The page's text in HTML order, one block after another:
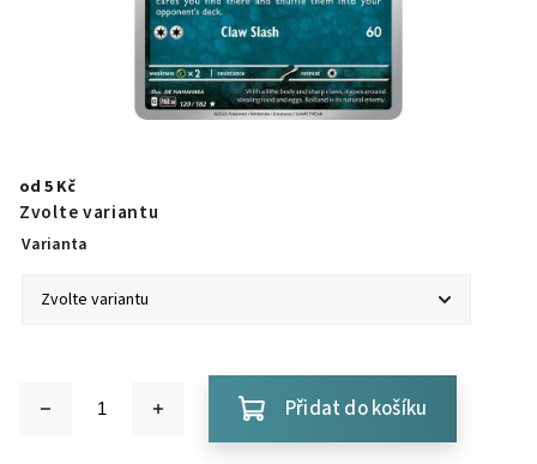
od 5 Kč
Zvolte variantu
Varianta
Přidat do košíku